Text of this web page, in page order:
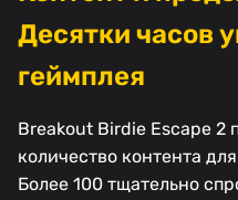
Десятки часов
геймплея
Breakout Birdie Escape 2
количество контента
Более 100 тщательно